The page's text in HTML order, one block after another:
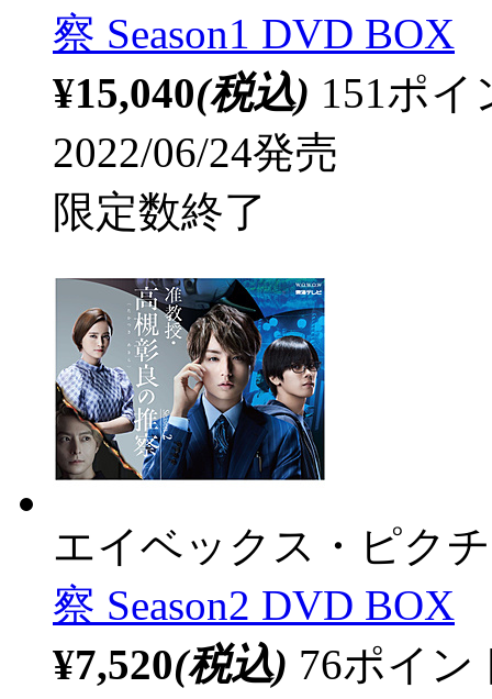
察 Season1 DVD BOX
¥15,040(税込) 151ポ
2022/06/24発売
限定数終了
エイベックス・ピク
察 Season2 DVD BOX
¥7,520(税込) 76ポイ